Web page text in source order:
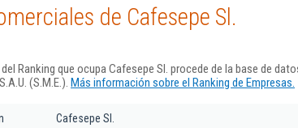
de Cafesepe Sl.
Ranking que ocupa Cafesepe Sl. procede de la base de
(S.M.E.). Más información sobre el Ranking de Empresas.
Cafesepe Sl.